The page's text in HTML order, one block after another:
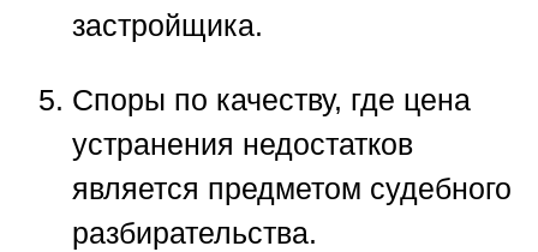
застройщика.
Споры по качеству, где цена
устранения недостатков
является предметом судебного
разбирательства.